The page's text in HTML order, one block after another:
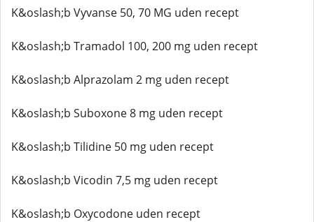
K&oslash;b Vyvanse 50, 70 MG uden recept
K&oslash;b Tramadol 100, 200 mg uden recept
K&oslash;b Alprazolam 2 mg uden recept
K&oslash;b Suboxone 8 mg uden recept
K&oslash;b Tilidine 50 mg uden recept
K&oslash;b Vicodin 7,5 mg uden recept
K&oslash;b Oxycodone uden recept